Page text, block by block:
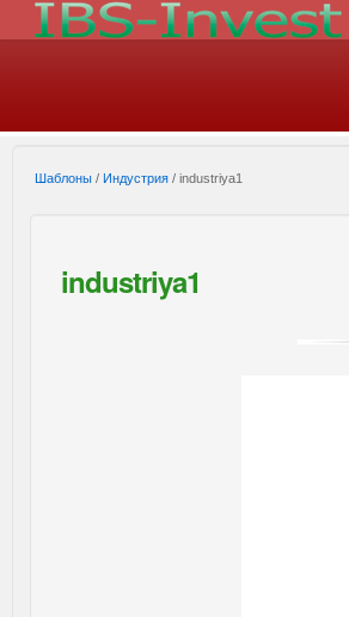
Шаблоны / Индустрия / industriya1
industriya1